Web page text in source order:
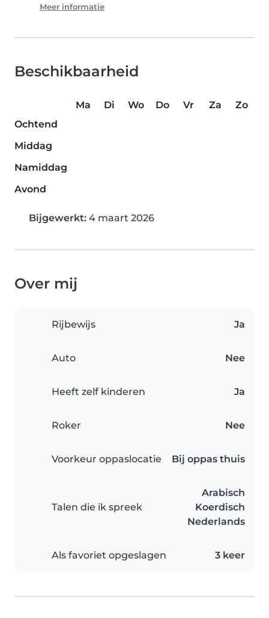
Meer informatie
Beschikbaarheid
Ma Di Wo Do Vr Za
Zo
Ochtend
Middag
Namiddag
Avond
Bijgewerkt: 4 maart 2026
Over mij
Rijbewijs Ja
Auto Nee
Heeft zelf kinderen Ja
Roker Nee
Voorkeur oppaslocatie Bij oppas thuis
Talen die ik spreek
Arabisch
Koerdisch
Nederlands
Als favoriet opgeslagen 3 keer